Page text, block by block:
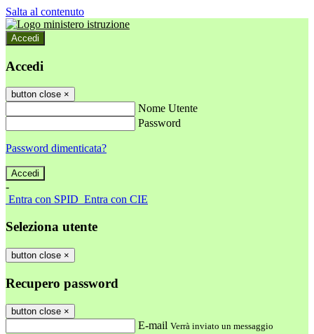
Salta al contenuto
Accedi
Accedi
button close ×
Nome Utente
Password
Password dimenticata?
-
Entra con SPID Entra con CIE
Seleziona utente
button close ×
Recupero password
button close ×
E-mail Verrà inviato un messaggio